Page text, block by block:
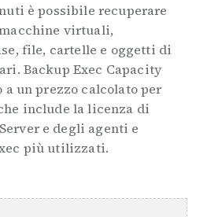
è possibile recuperare
virtuali,
file, cartelle e oggetti di
Backup Exec Capacity
un prezzo calcolato per
include la licenza di
e degli agenti e
più utilizzati.